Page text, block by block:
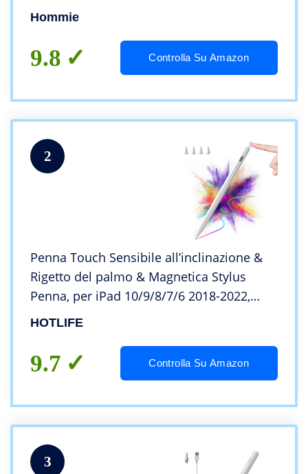
Sensibile all’Inclinazione,iPad Pencil per
Hommie
9.8 Controlla Su Amazon
2
Penna Touch Sensibile all’inclinazione &
Rigetto del palmo & Magnetica Stylus
Penna, per iPad 10/9/8/7/6 2018-2022,
iPad Pro 11″/12.9″, iPad Air 5/4/3, iPad
HOTLIFE
9.7 Controlla Su Amazon
3